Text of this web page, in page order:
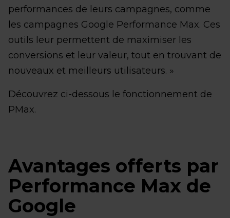
performances de leurs campagnes, comme
les campagnes Google Performance Max. Ces
outils leur permettent de maximiser les
conversions et leur valeur, tout en trouvant de
nouveaux et meilleurs utilisateurs. »
Découvrez ci-dessous le fonctionnement de
PMax.
Avantages offerts par
Performance Max de
Google